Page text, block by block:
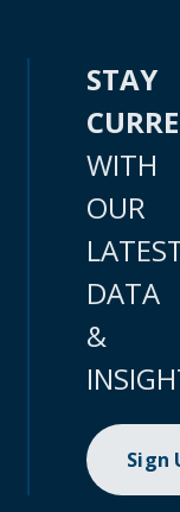
STAY
WITH
OUR
DATA
&
Sign